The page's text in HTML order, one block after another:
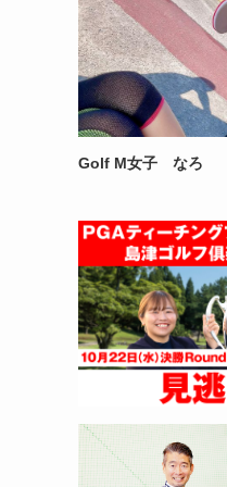
Golf M女子 なろ